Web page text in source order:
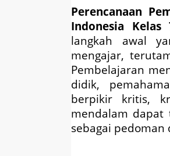
Perencanaan
Indonesia
langkah awal
mengajar,
Pembelajaran
didik,
berpikir kritis,
mendalam dapat
sebagai